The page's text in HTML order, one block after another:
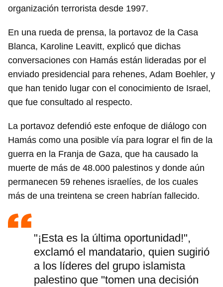
organización terrorista desde 1997.
En una rueda de prensa, la portavoz de la Casa
Blanca, Karoline Leavitt, explicó que dichas
conversaciones con Hamás están lideradas por el
enviado presidencial para rehenes, Adam Boehler, y
que han tenido lugar con el conocimiento de Israel,
que fue consultado al respecto.
La portavoz defendió este enfoque de diálogo con
Hamás como una posible vía para lograr el fin de la
guerra en la Franja de Gaza, que ha causado la
muerte de más de 48.000 palestinos y donde aún
permanecen 59 rehenes israelíes, de los cuales
más de una treintena se creen habrían fallecido.
"¡Esta es la última oportunidad!",
exclamó el mandatario, quien sugirió
a los líderes del grupo islamista
palestino que "tomen una decisión